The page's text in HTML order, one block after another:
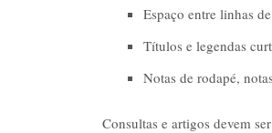
Espaço entre linhas
Títulos e legendas
Notas de rodapé,
Consultas e artigos devem